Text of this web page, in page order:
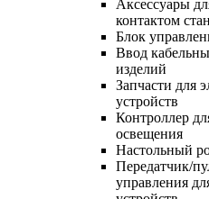
Аксессуары
контактом
Блок
Ввод
изделий
Запчасти для
устройств
Контроллер
освещения
Настольный
Передатчик/
управления